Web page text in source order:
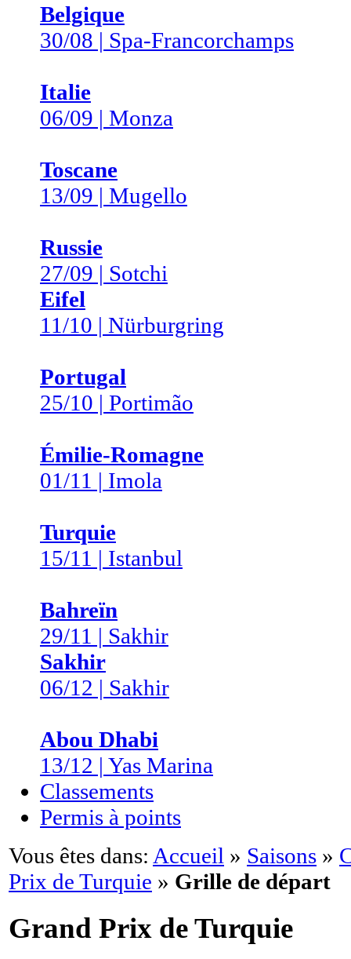
Belgique
30/08 | Spa-Francorchamps
Italie
06/09 | Monza
Toscane
13/09 | Mugello
Russie
27/09 | Sotchi
Eifel
11/10 | Nürburgring
Portugal
25/10 | Portimão
Émilie-Romagne
01/11 | Imola
Turquie
15/11 | Istanbul
Bahreïn
29/11 | Sakhir
Sakhir
06/12 | Sakhir
Abou Dhabi
13/12 | Yas Marina
Classements
Permis à points
Vous êtes dans: Accueil » Saisons »
Prix de Turquie » Grille de départ
Grand Prix de Turquie